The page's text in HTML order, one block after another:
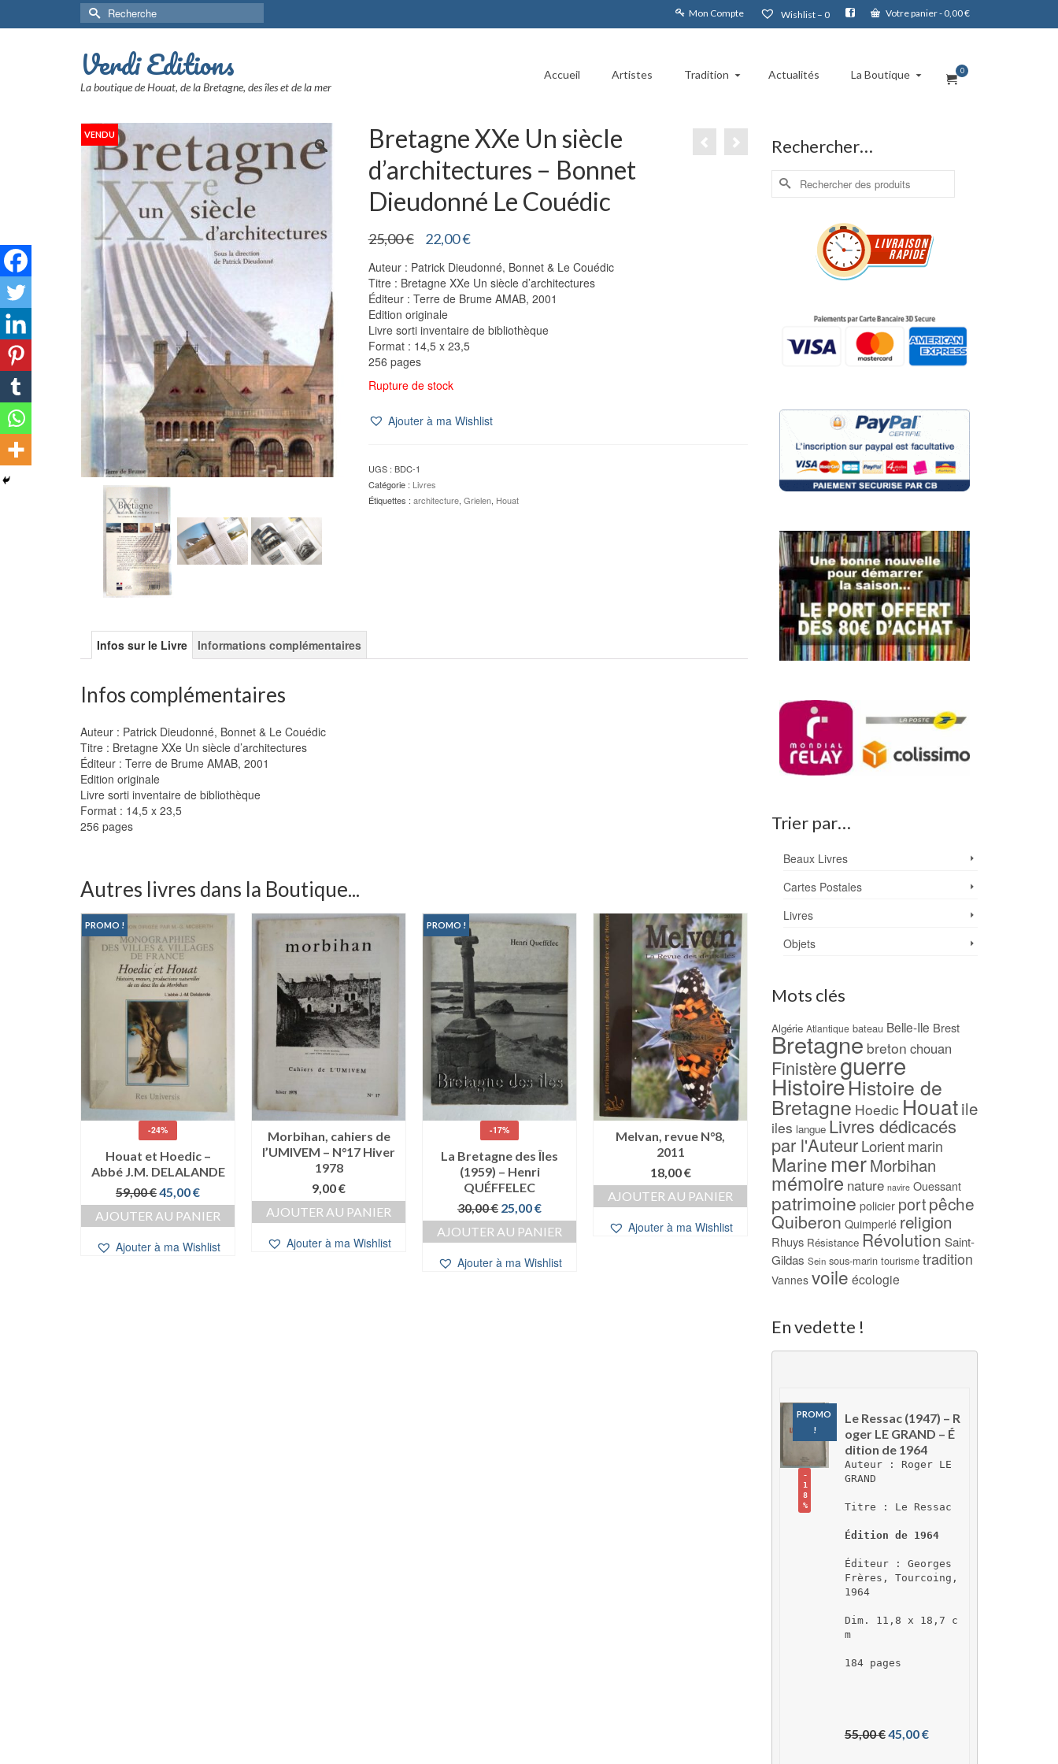
Mon Compte Wishlist – 0 Votre panier- 0,00€
Rechercher :
Verdi Editions
La boutique de Houat, de la Bretagne, des îles et de la mer
Accueil Artistes Tradition Actualités La Boutique 0
VENDU
Bretagne XXe Un siècle
d’architectures – Bonnet
Dieudonné Le Couédic
25,00€
Le
prix
initial
était :
25,00 €.
22,00€Le
actuel
est :
22,00 €.
Auteur : Patrick Dieudonné, Bonnet & Le Couédic
Titre : Bretagne XXe Un siècle d’architectures
Éditeur : Terre de Brume AMAB, 2001
Edition originale
Livre sorti inventaire de bibliothèque
Format : 14,5 x 23,5
256 pages
Rupture de stock
Ajouter à ma Wishlist
UGS : BDC-1
Catégorie : Livres
Étiquettes : architecture, Grielen, Houat
Infos sur le Livre Informations complémentaires
Infos complémentaires
Auteur : Patrick Dieudonné, Bonnet & Le Couédic
Titre : Bretagne XXe Un siècle d’architectures
Éditeur : Terre de Brume AMAB, 2001
Edition originale
Livre sorti inventaire de bibliothèque
Format : 14,5 x 23,5
256 pages
Autres livres dans la Boutique...
PROMO !
-24%
Houat et Hoedic –
Abbé J.M. DELALANDE
59,00€Le
prix
initial
59,00 €.
45,00€Le
prix
actuel
45,00 €.
AJOUTER AU PANIER
Ajouter à ma Wishlist
Morbihan, cahiers de
l’UMIVEM – N°17 Hiver
1978
9,00€
AJOUTER AU PANIER
Ajouter à ma Wishlist
PROMO !
-17%
La Bretagne des Îles
(1959) – Henri
QUÉFFELEC
30,00€ Le
prix
initial
30,00 €.
25,00€Le
prix
actuel
25,00 €.
AJOUTER AU PANIER
Ajouter à ma Wishlist
Melvan, revue N°8,
2011
18,00€
AJOUTER AU PANIER
Ajouter à ma Wishlist
-23%
Le Portrait – Iain PEARS
13,00€Le
prix
initial
était :
13,00 €.
10,00€Le
prix
actuel
est :
10,00 €.
AJOUTER AU PANIER
Ajouter à ma Wishlist
Quiberon à
AJOUTER AU
Ajouter à ma
Rechercher…
Rechercher :
Trier par…
Beaux Livres
Cartes Postales
Livres
Objets
Mots clés
Algérie Atlantique bateau Belle-Ile Brest
Bretagne breton chouan
Finistèreguerre
HistoireHistoire de
Bretagne Hoedic Houatile
iles langue Livres dédicacés
par l'Auteur Lorient marin
Marine merMorbihan
mémoire nature navire Ouessant
patrimoine policier portpêche
Quiberon Quimperlé religion
Rhuys Résistance Révolution Saint-
Gildas Sein sous-marin tourisme tradition
Vannes voile écologie
En vedette !
PROMO
!
-
1
8
%
Le Ressac (1947) – R
oger LE GRAND – É
dition de 1964
Auteur : Roger LE
GRAND
Titre : Le Ressac
Édition de 1964
Éditeur : Georges
Frères, Tourcoing,
1964
Dim. 11,8 x 18,7 c
m
184 pages
55,00 €L
45,00 €L